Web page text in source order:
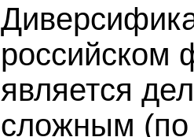
российском
является
сложным (по